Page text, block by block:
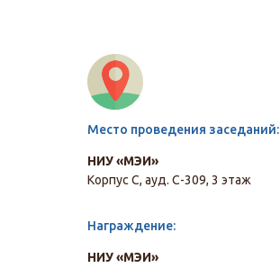
НИУ «МЭИ»
Корпус С, ауд. С-309, 3 этаж
НИУ «МЭИ»
Место проведения заседаний:
Награждение: